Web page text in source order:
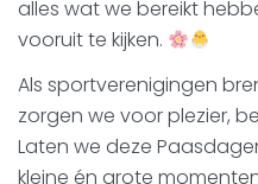
alles wat we bereikt
vooruit te kijken.
Als sportverenigingen
zorgen we voor plezier,
Laten we deze
kleine én grote